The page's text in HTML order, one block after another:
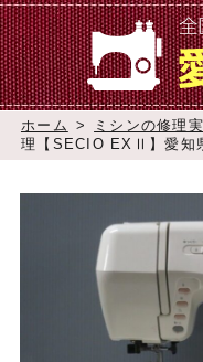
ホーム > ミシンの修理
理【SECIO EXⅡ】愛知